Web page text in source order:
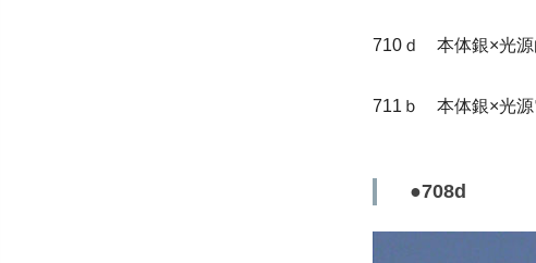
710ｄ 本体銀×光源
711ｂ 本体銀×光源
●708d